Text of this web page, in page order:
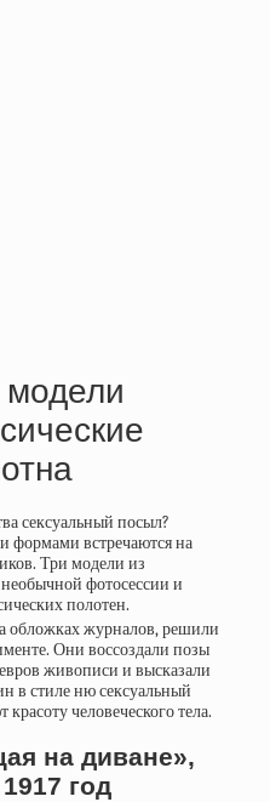
модели
сексуальный посыл?
формами встречаются на
Три модели из
фотосессии и
полотен.
обложках журналов, решили
Они воссоздали позы
живописи и высказали
в стиле ню сексуальный
человеческого тела.
на диване»,
год